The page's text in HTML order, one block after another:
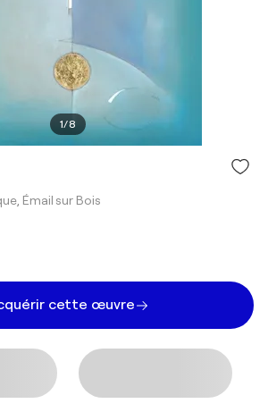
1/8
Émail sur Bois
cette œuvre